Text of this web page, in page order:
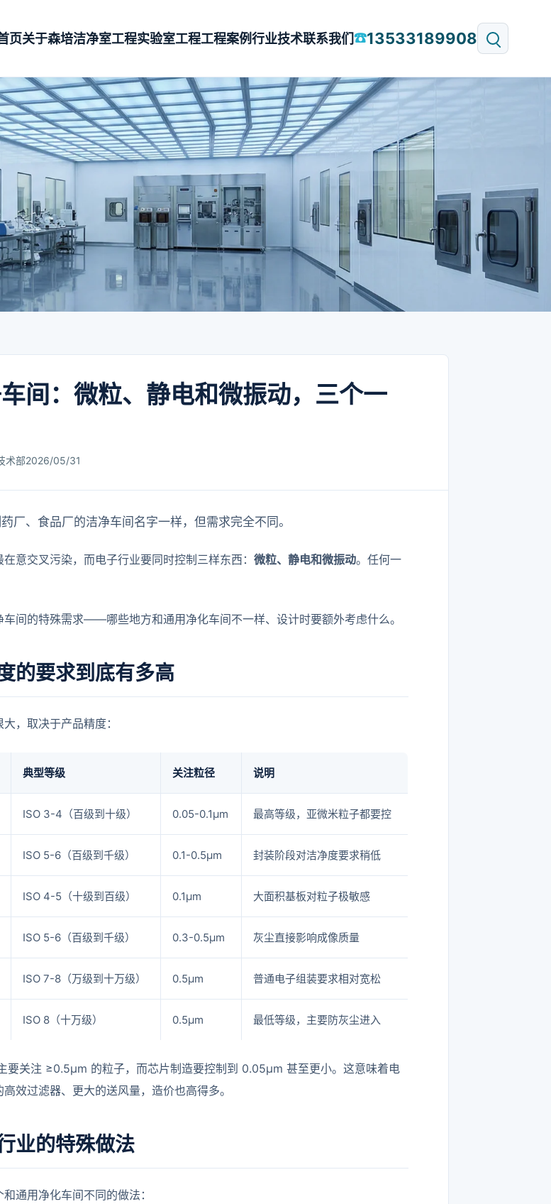
页关于森培洁净室工程实验室工程工程案例行业技术联系我们☎13533189908
间：微粒、静电和微振动，三个一
术部2026/05/31
厂、食品厂的洁净车间名字一样，但需求完全不同。
意交叉污染，而电子行业要同时控制三样东西： 微粒、静电和微振动。任何一
间的特殊需求——哪些地方和通用净化车间不一样、设计时要额外考虑什么。
的要求到底有多高
，取决于产品精度：
典型等级 关注粒径 说明
ISO 3-4（百级到十级） 0.05-0.1μm 最高等级，亚微米粒子都要控
ISO 5-6（百级到千级） 0.1-0.5μm 封装阶段对洁净度要求稍低
ISO 4-5（十级到百级） 0.1μm 大面积基板对粒子极敏感
ISO 5-6（百级到千级） 0.3-0.5μm 灰尘直接影响成像质量
ISO 7-8（万级到十万级） 0.5μm 普通电子组装要求相对宽松
ISO 8（十万级） 0.5μm 最低等级，主要防灰尘进入
要关注 ≥0.5μm 的粒子，而芯片制造要控制到 0.05μm 甚至更小。这意味着电
效过滤器、更大的送风量，造价也高得多。
业的特殊做法
通用净化车间不同的做法：